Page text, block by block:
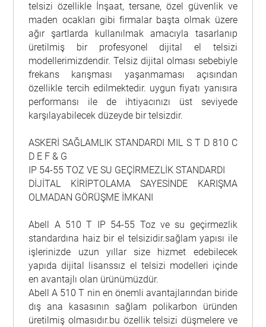
telsizi özellikle İnşaat, tersane, özel güvenlik ve
maden ocakları gibi firmalar başta olmak üzere
ağır şartlarda kullanılmak amacıyla tasarlanıp
üretilmiş bir profesyonel dijital el telsizi
modellerimizdendir. Telsiz dijital olması sebebiyle
frekans karışması yaşanmaması açısından
özellikle tercih edilmektedir. uygun fiyatı yanısıra
performansı ile de ihtiyacınızı üst seviyede
karşılayabilecek düzeyde bir telsizdir.
ASKERİ SAĞLAMLIK STANDARDI MIL S T D 810 C
D E F & G
IP 54-55 TOZ VE SU GEÇİRMEZLİK STANDARDI
DİJİTAL KİRİPTOLAMA SAYESİNDE KARIŞMA
OLMADAN GÖRÜŞME İMKANI
Abell A 510 T IP 54-55 Toz ve su geçirmezlik
standardına haiz bir el telsizidir.sağlam yapısı ile
işlerinizde uzun yıllar size hizmet edebilecek
yapıda dijital lisanssız el telsizi modelleri içinde
en avantajlı olan ürünümüzdür.
Abell A 510 T nin en önemli avantajlarından biride
dış ana kasasının sağlam polikarbon üründen
üretilmiş olmasıdır.bu özellik telsizi düşmelere ve